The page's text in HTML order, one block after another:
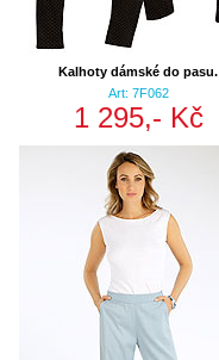
Kalhoty dámské do pasu.
Art: 7F062
1 295,- Kč